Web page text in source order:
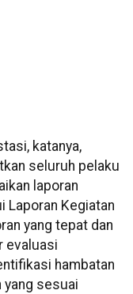
katanya,
seluruh pelaku
laporan
Laporan Kegiatan
yang tepat dan
evaluasi
hambatan
yang sesuai